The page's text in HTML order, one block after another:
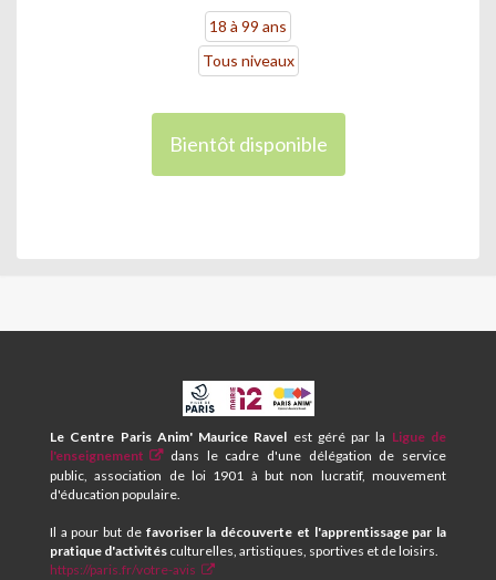
18 à 99 ans
Tous niveaux
Bientôt disponible
CPA
ET
CENTRE
SOCIAL
MAURICE
Le Centre Paris Anim' Maurice Ravel est géré par la Ligue de
l'enseignement
dans le cadre d'une délégation de service
public, association de loi 1901 à but non lucratif, mouvement
d'éducation populaire.
Il a pour but de favoriser la découverte et l'apprentissage par la
pratique d'activités culturelles, artistiques, sportives et de loisirs.
https://paris.fr/votre-avis